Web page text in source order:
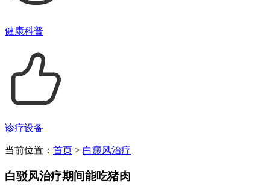
健康科普
诊疗设备
当前位置： 首页 > 白癜风治疗
白驳风治疗期间能吃猪肉